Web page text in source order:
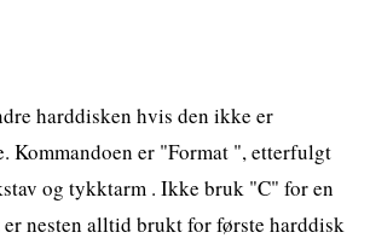
harddisken hvis den ikke er
Kommandoen er "Format ", etterfulgt
og tykktarm . Ikke bruk "C" for en
nesten alltid brukt for første harddisk